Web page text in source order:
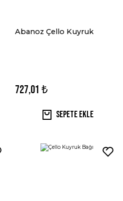
Abanoz Çello Kuyruk
727,01 ₺
Sepete Ekle